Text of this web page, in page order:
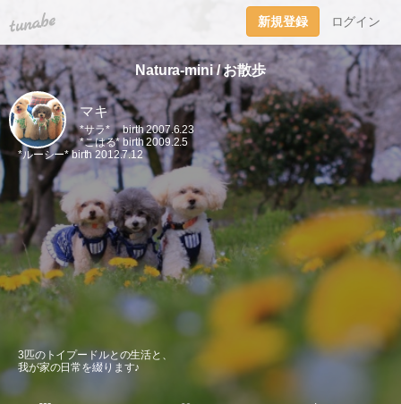
tuna.be 新規登録 ログイン
Natura-mini / お散歩
マキ
*サラ* birth 2007.6.23
*こはる* birth 2009.2.5
*ルーシー* birth 2012.7.12
3匹のトイプードルとの生活と、
我が家の日常を綴ります♪